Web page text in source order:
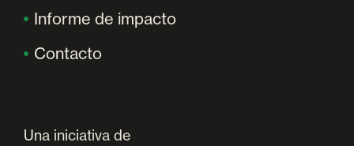
Informe de impacto
Contacto
Una iniciativa de